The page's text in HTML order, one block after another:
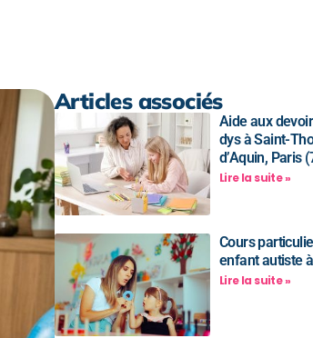
Articles associés
Aide aux
dys à Saint-
d’Aquin, Paris
Lire la suite »
Cours
enfant autiste
Lire la suite »